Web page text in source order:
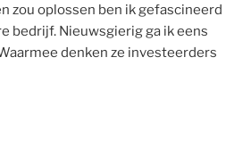
zou oplossen ben ik gefascineerd
bedrijf. Nieuwsgierig ga ik eens
denken ze investeerders